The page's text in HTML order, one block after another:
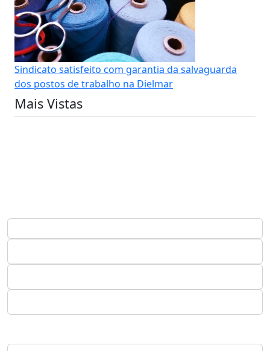
Sindicato satisfeito com garantia da salvaguarda
dos postos de trabalho na Dielmar
Mais Vistas